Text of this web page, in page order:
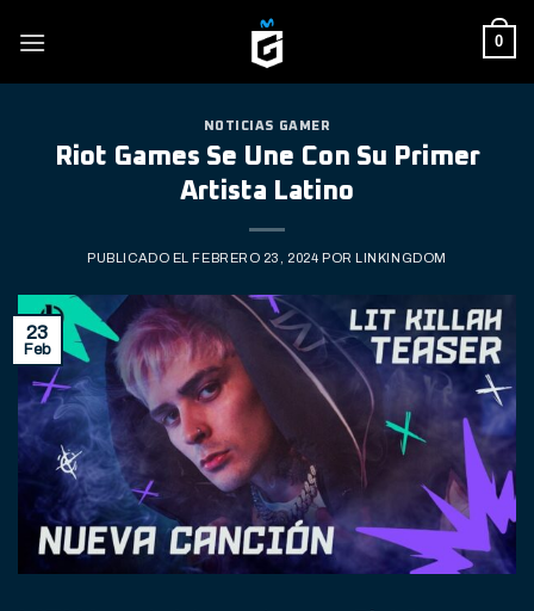
0
NOTICIAS GAMER
Riot Games Se Une Con Su Primer
Artista Latino
PUBLICADO EL FEBRERO 23, 2024 POR LINKINGDOM
23
Feb